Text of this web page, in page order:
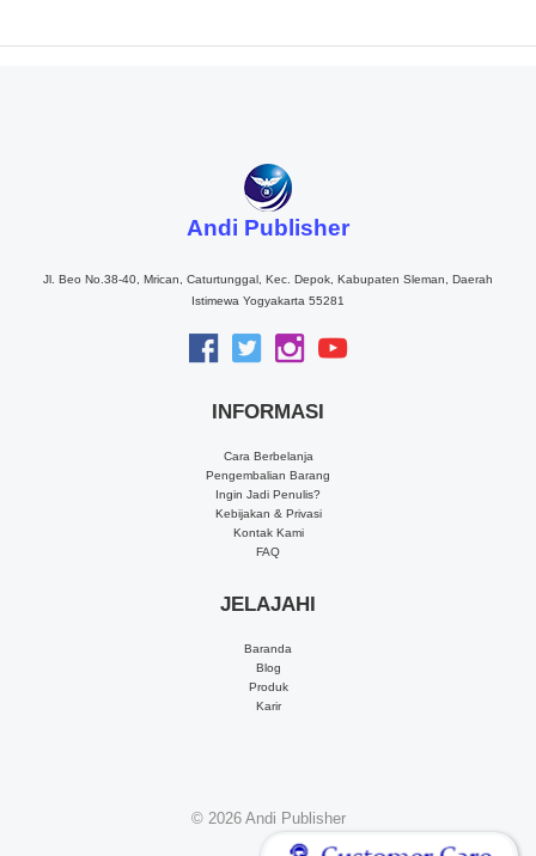
Andi Publisher
Jl. Beo No.38-40, Mrican, Caturtunggal, Kec. Depok, Kabupaten Sleman, Daerah
Istimewa Yogyakarta 55281
INFORMASI
Cara Berbelanja
Pengembalian Barang
Ingin Jadi Penulis?
Kebijakan & Privasi
Kontak Kami
FAQ
JELAJAHI
Baranda
Blog
Produk
Karir
© 2026 Andi Publisher